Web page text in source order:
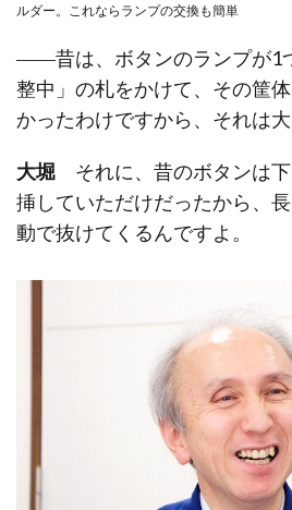
ルダー。これならランプの交換も簡単
――昔は、ボタンのランプが1
整中」の札をかけて、その筐
かったわけですから、それは大
大堀 それに、昔のボタンは
挿していただけだったから、
動で抜けてくるんですよ。